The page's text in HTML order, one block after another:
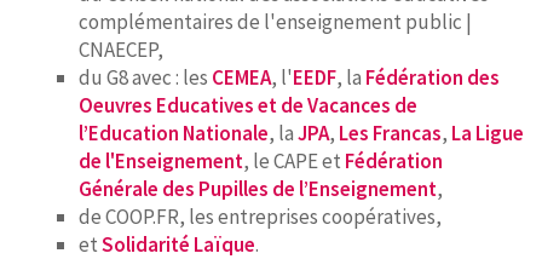
complémentaires de l'enseignement public |
CNAECEP,
du G8 avec : les CEMEA, l'EEDF, la Fédération des
Oeuvres Educatives et de Vacances de
l’Education Nationale, laJPA, Les Francas, La Ligue
de l'Enseignement, le CAPE et Fédération
Générale des Pupilles de l’Enseignement,
de COOP.FR, les entreprises coopératives,
etSolidarité Laïque.